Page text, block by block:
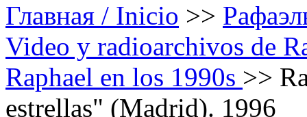
Главная / Inicio >>
Video y radioarchivos de
Raphael en los 1990s >>
estrellas" (Madrid). 1996